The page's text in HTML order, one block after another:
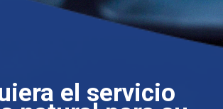
el servicio